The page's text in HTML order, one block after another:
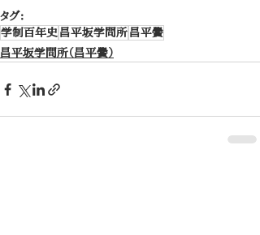
タグ：
学制百年史 昌平坂学問所 昌平黌
昌平坂学問所（昌平黌）